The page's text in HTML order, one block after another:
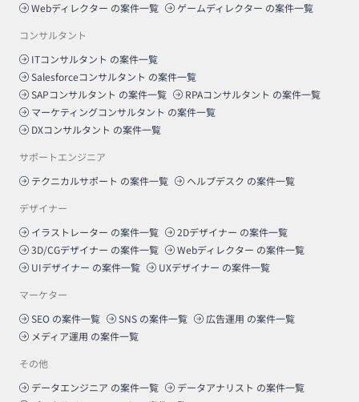
Webディレクター の案件一覧 ゲームディレクター の案件一覧
コンサルタント
ITコンサルタント の案件一覧
Salesforceコンサルタント の案件一覧
SAPコンサルタント の案件一覧 RPAコンサルタント の案件一覧
マーケティングコンサルタント の案件一覧
DXコンサルタント の案件一覧
サポートエンジニア
テクニカルサポート の案件一覧 ヘルプデスク の案件一覧
デザイナー
イラストレーター の案件一覧 2Dデザイナー の案件一覧
3D/CGデザイナー の案件一覧 Webディレクター の案件一覧
UIデザイナー の案件一覧 UXデザイナー の案件一覧
マーケター
SEO の案件一覧 SNS の案件一覧 広告運用 の案件一覧
メディア運用 の案件一覧
その他
データエンジニア の案件一覧 データアナリスト の案件一覧